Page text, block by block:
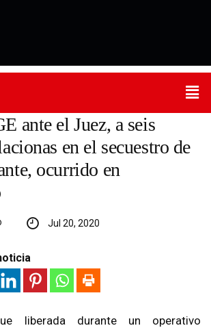
ante el Juez, a seis
en el secuestro de
ocurrido en
Jul 20, 2020
liberada durante un operativo